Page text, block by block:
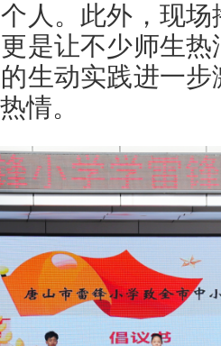
人。 此外，现
是让不少师生
生动实践进一
情。